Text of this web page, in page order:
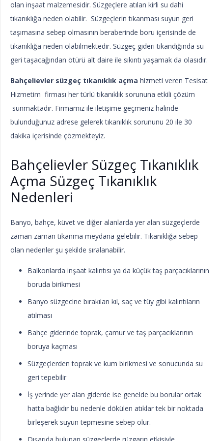
olan inşaat malzemesidir. Süzgeçlere atılan kirli su dahi
tıkanıklığa neden olabilir. Süzgeçlerin tıkanması suyun geri
taşımasına sebep olmasının beraberinde boru içerisinde de
tıkanıklığa neden olabilmektedir. Süzgeç gideri tıkandığında su
geri taşacağından ötürü alt daire ile sıkıntı yaşamak da olasıdır.
Bahçelievler süzgeç tıkanıklık açma hizmeti veren Tesisat
Hizmetim firması her türlü tıkanıklık sorununa etkili çözüm
sunmaktadır. Firmamız ile iletişime geçmeniz halinde
bulunduğunuz adrese gelerek tıkanıklık sorununu 20 ile 30
dakika içerisinde çözmekteyiz.
Bahçelievler Süzgeç Tıkanıklık
Açma Süzgeç Tıkanıklık
Nedenleri
Banyo, bahçe, küvet ve diğer alanlarda yer alan süzgeçlerde
zaman zaman tıkanma meydana gelebilir. Tıkanıklığa sebep
olan nedenler şu şekilde sıralanabilir.
Balkonlarda inşaat kalıntısı ya da küçük taş parçacıklarının
boruda birikmesi
Banyo süzgecine bırakılan kıl, saç ve tüy gibi kalıntıların
atılması
Bahçe giderinde toprak, çamur ve taş parçacıklarının
boruya kaçması
Süzgeçlerden toprak ve kum birikmesi ve sonucunda su
geri tepebilir
İş yerinde yer alan giderde ise genelde bu borular ortak
hatta bağlıdır bu nedenle dökülen atıklar tek bir noktada
birleşerek suyun tepmesine sebep olur.